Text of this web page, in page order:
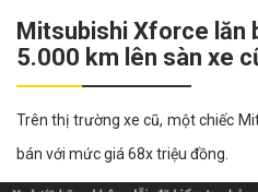
Mitsubishi Xforce lăn
5.000 km lên sàn xe
Trên thị trường xe cũ, một chiếc
bán với mức giá 68x triệu đồng.